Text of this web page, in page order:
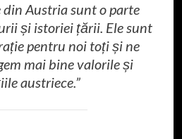
din Austria sunt o parte
și istoriei țării. Ele sunt
pentru noi toți și ne
mai bine valorile și
austriece.”